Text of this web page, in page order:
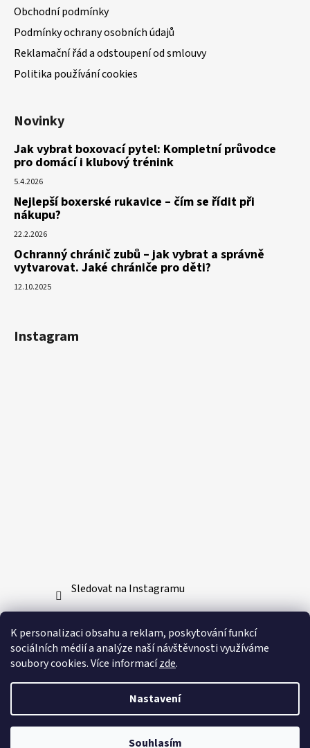
K personalizaci obsahu a reklam, poskytování funkcí
sociálních médií a analýze naší návštěvnosti využíváme
soubory cookies. Více informacízde.
Nastavení
Souhlasím
Obchodní podmínky
Podmínky ochrany osobních údajů
Reklamační řád a odstoupení od smlouvy
Politika používání cookies
Novinky
Jak vybrat boxovací pytel: Kompletní průvodce
pro domácí i klubový trénink
5.4.2026
Nejlepší boxerské rukavice – čím se řídit při
nákupu?
22.2.2026
Ochranný chránič zubů – jak vybrat a správně
vytvarovat. Jaké chrániče pro děti?
12.10.2025
Instagram
Sledovat na Instagramu
Přijímáme online platby
Vytvořil Shoptet